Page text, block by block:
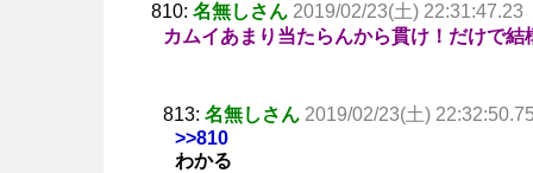
810: 名無しさん 2019/02/23(土) 22:31:47.23
カムイあまり当たらんから貫け！だけで結
813: 名無しさん 2019/02/23(土) 22:32:50.75
>>810
わかる